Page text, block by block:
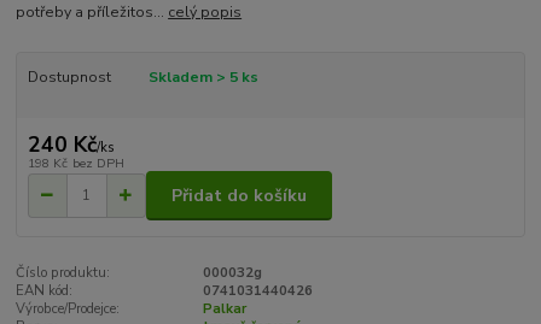
potřeby a příležitos... celý popis
Dostupnost Skladem > 5 ks
240 Kč/ks
198 Kč bez DPH
Přidat do košíku
Číslo produktu:
000032g
EAN kód:
0741031440426
Výrobce/Prodejce:
Palkar